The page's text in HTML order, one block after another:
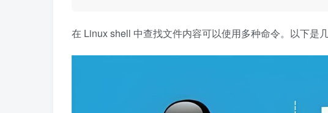
在 Linux shell 中查找文件内容可以使用多种命令。以下是